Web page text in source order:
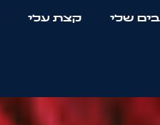
שלי קצת עלי